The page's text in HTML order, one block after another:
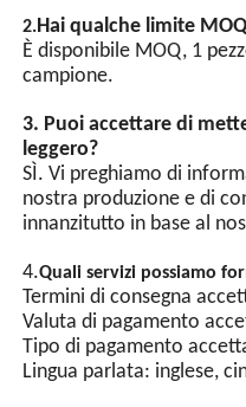
punto di vista energetico
rispetto alle normali perle
della lampada.
2.Hai qualche limite
È disponibile MOQ, 1
campione.
3. Puoi accettare di
leggero?
SÌ. Vi preghiamo di
nostra produzione e di
innanzitutto in base al
4.Quali servizi possiamo
Termini di consegna
Valuta di pagamento
Tipo di pagamento
Lingua parlata: inglese,